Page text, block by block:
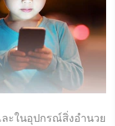
ะในอุปกรณ์สิ่งอำนวย